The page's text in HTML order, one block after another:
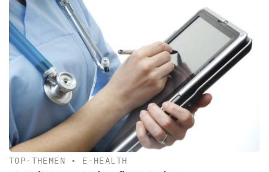
TOP-THEMEN • E-HEALTH